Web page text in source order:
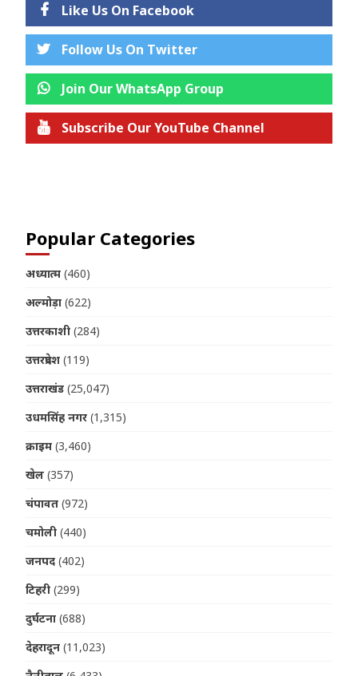
Like Us On Facebook
Follow Us On Twitter
Join Our WhatsApp Group
Subscribe Our YouTube Channel
Popular Categories
अध्यात्म (460)
अल्मोड़ा (622)
उत्तरकाशी (284)
उत्तरप्रदेश (119)
उत्तराखंड (25,047)
उधमसिंह नगर (1,315)
क्राइम (3,460)
खेल (357)
चंपावत (972)
चमोली (440)
जनपद (402)
टिहरी (299)
दुर्घटना (688)
देहरादून (11,023)